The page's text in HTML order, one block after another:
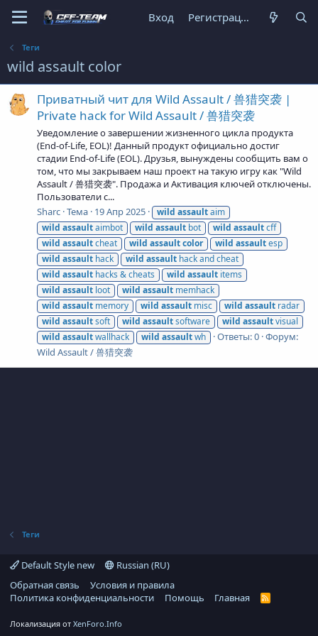
Вход Регистрация
Теги
wild assault color
Приватный чит для Wild Assault / 兽猎突袭 |
Private hack for Wild Assault / 兽猎突袭
Уведомление о завершении жизненного цикла продукта
(End-of-Life, EOL)! Данный продукт официально достиг
стадии End-of-Life (EOL). Друзья, вынуждены сообщить вам о
том, что мы закрываем наш проект на такую игру как "Wild
Assault / 兽猎突袭". Продажа и Активация ключей отключены.
Пользователи с...
Sharc Тема 19 Апр 2025 wild assaultaim
wild assaultaimbot wild assault bot wild assaultcff
wild assaultcheat wild assaultcolor wild assaultesp
wild assault hack wild assault hack and cheat
wild assault hacks & cheats wild assault items
wild assault loot wild assault memhack
wild assault memory wild assault misc wild assault radar
wild assaultsoft wild assaultsoftware wild assaultvisual
wild assaultwallhack wild assaultwh Ответы: 0 Форум:
Wild Assault / 兽猎突袭
Теги
Default Style new
Russian (RU)
Обратная связь
Условия и правила
Политика конфиденциальности
Помощь Главная
R
Локализация от XenForo.Info